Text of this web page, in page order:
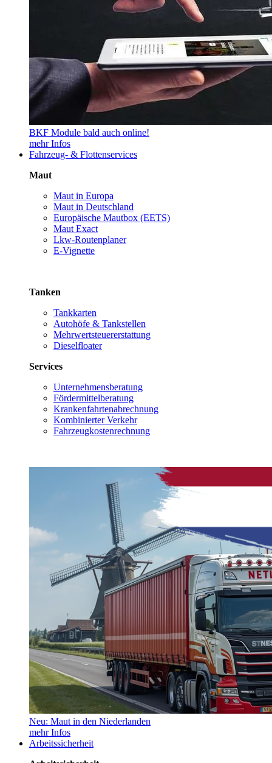
BKF Module bald auch online!
mehr Infos
Fahrzeug- & Flottenservices
Maut
Maut in Europa
Maut in Deutschland
Europäische Mautbox (EETS)
Maut Exact
Lkw-Routenplaner
E-Vignette
Tanken
Tankkarten
Autohöfe & Tankstellen
Mehrwertsteuererstattung
Dieselfloater
Services
Unternehmensberatung
Fördermittelberatung
Krankenfahrtenabrechnung
Kombinierter Verkehr
Fahrzeugkostenrechnung
Neu: Maut in den Niederlanden
mehr Infos
Arbeitssicherheit